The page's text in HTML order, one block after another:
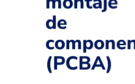
de
(PCBA)